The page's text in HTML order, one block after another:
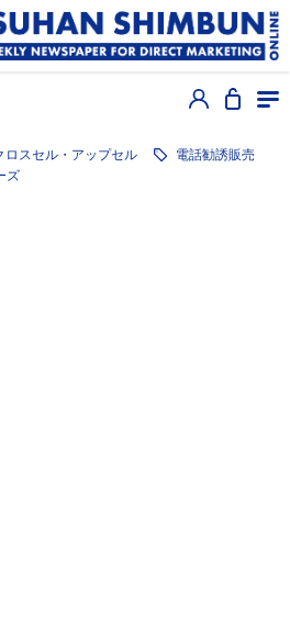
ロスセル・アップセル
電話勧誘販売
ズ